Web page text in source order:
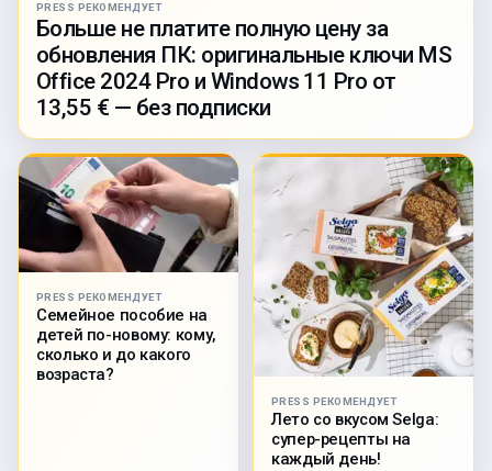
PRESS РЕКОМЕНДУЕТ
Больше не платите полную цену за
обновления ПК: оригинальные ключи MS
Office 2024 Pro и Windows 11 Pro от
13,55 € — без подписки
PRESS РЕКОМЕНДУЕТ
Семейное пособие на
детей по-новому: кому,
сколько и до какого
возраста?
PRESS РЕКОМЕНДУЕТ
Лето со вкусом Selga:
супер-рецепты на
каждый день!